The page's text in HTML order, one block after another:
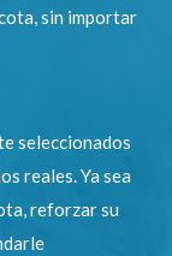
sin importar
seleccionados
reales. Ya sea
reforzar su